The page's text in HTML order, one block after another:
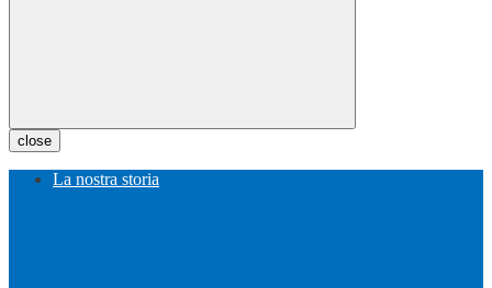
close
La nostra storia